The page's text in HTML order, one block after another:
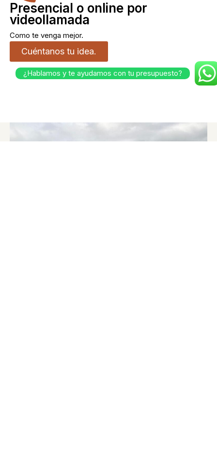
Presencial o online por
videollamada
Como te venga mejor.
Cuéntanos tu idea.
¿Hablamos y te ayudamos con tu presupuesto?